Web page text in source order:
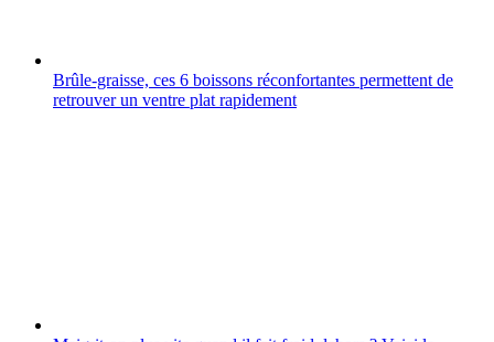
Brûle-graisse, ces 6 boissons réconfortantes permettent de
retrouver un ventre plat rapidement